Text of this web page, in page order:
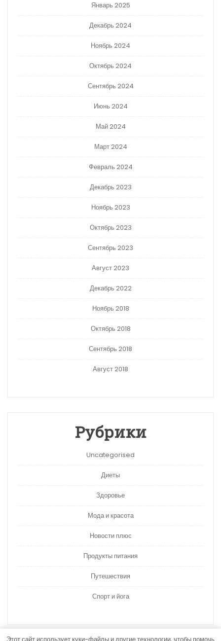
Январь 2025
Декабрь 2024
Ноябрь 2024
Октябрь 2024
Сентябрь 2024
Июнь 2024
Май 2024
Март 2024
Февраль 2024
Декабрь 2023
Ноябрь 2023
Октябрь 2023
Сентябрь 2023
Август 2023
Декабрь 2022
Ноябрь 2018
Октябрь 2018
Сентябрь 2018
Август 2018
Рубрики
Uncategorised
Диеты
Здоровье
Мода и красота
Новости плюс
Продукты питания
Путешествия
Спорт и йога
Этот сайт использует куки-файлы и другие технологии, чтобы помочь